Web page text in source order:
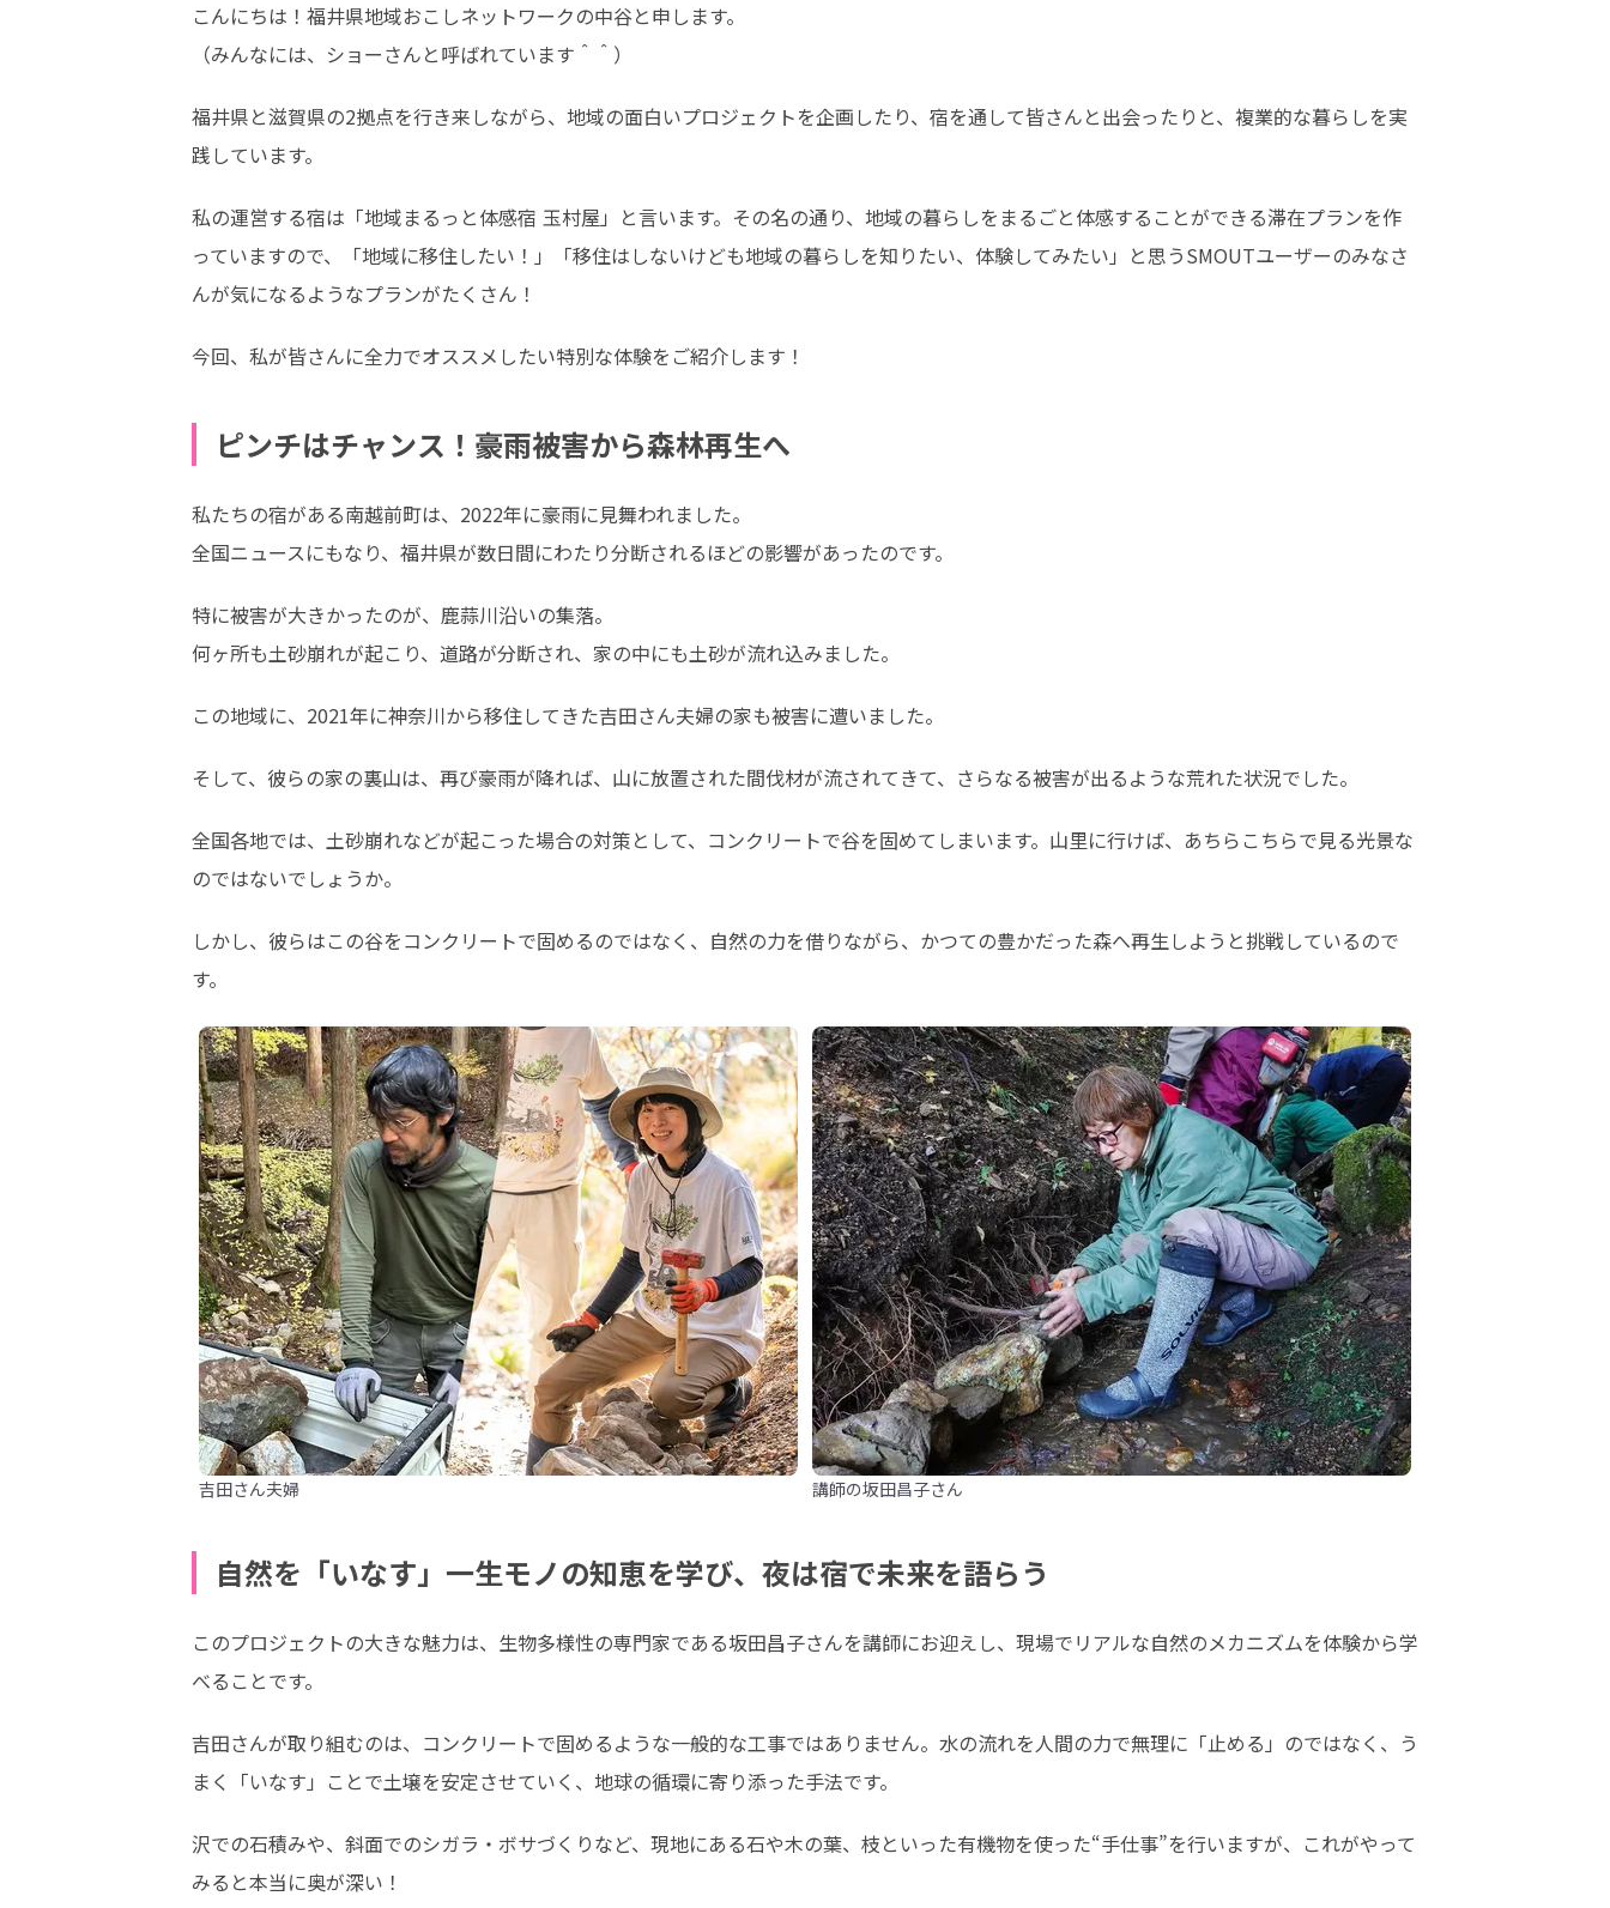
こんにちは！福井県地域おこしネットワークの中谷と申します。
（みんなには、ショーさんと呼ばれています＾＾）
福井県と滋賀県の2拠点を行き来しながら、地域の面白いプロジェクトを企画したり、宿を通して皆さんと出会ったりと、複業的な暮らしを実
践しています。
私の運営する宿は「地域まるっと体感宿 玉村屋」と言います。その名の通り、地域の暮らしをまるごと体感することができる滞在プランを作
っていますので、「地域に移住したい！」「移住はしないけども地域の暮らしを知りたい、体験してみたい」と思うSMOUTユーザーのみなさ
んが気になるようなプランがたくさん！
今回、私が皆さんに全力でオススメしたい特別な体験をご紹介します！
ピンチはチャンス！豪雨被害から森林再生へ
私たちの宿がある南越前町は、2022年に豪雨に見舞われました。
全国ニュースにもなり、福井県が数日間にわたり分断されるほどの影響があったのです。
特に被害が大きかったのが、鹿蒜川沿いの集落。
何ヶ所も土砂崩れが起こり、道路が分断され、家の中にも土砂が流れ込みました。
この地域に、2021年に神奈川から移住してきた吉田さん夫婦の家も被害に遭いました。
そして、彼らの家の裏山は、再び豪雨が降れば、山に放置された間伐材が流されてきて、さらなる被害が出るような荒れた状況でした。
全国各地では、土砂崩れなどが起こった場合の対策として、コンクリートで谷を固めてしまいます。山里に行けば、あちらこちらで見る光景な
のではないでしょうか。
しかし、彼らはこの谷をコンクリートで固めるのではなく、自然の力を借りながら、かつての豊かだった森へ再生しようと挑戦しているので
す。
吉田さん夫婦 講師の坂田昌子さん
自然を「いなす」一生モノの知恵を学び、夜は宿で未来を語らう
このプロジェクトの大きな魅力は、生物多様性の専門家である坂田昌子さんを講師にお迎えし、現場でリアルな自然のメカニズムを体験から学
べることです。
吉田さんが取り組むのは、コンクリートで固めるような一般的な工事ではありません。水の流れを人間の力で無理に「止める」のではなく、う
まく「いなす」ことで土壌を安定させていく、地球の循環に寄り添った手法です。
沢での石積みや、斜面でのシガラ・ボサづくりなど、現地にある石や木の葉、枝といった有機物を使った“手仕事”を行いますが、これがやって
みると本当に奥が深い！